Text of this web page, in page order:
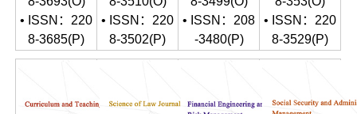
• ISSN：220
8-3685(P)
• ISSN：220
8-3502(P)
• ISSN：208
-3480(P)
• ISSN：220
8-3529(P)